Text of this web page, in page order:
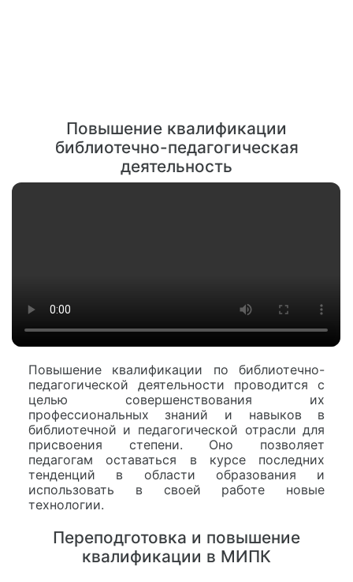
Повышение квалификации
библиотечно-педагогическая
деятельность
Повышение квалификации по библиотечно-
педагогической деятельности проводится с
целью совершенствования их
профессиональных знаний и навыков в
библиотечной и педагогической отрасли для
присвоения степени. Оно позволяет
педагогам оставаться в курсе последних
тенденций в области образования и
использовать в своей работе новые
технологии.
Переподготовка и повышение
квалификации в МИПК